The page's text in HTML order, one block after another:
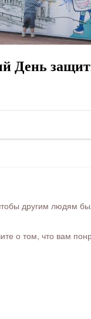
День
другим людям
о том, что вам